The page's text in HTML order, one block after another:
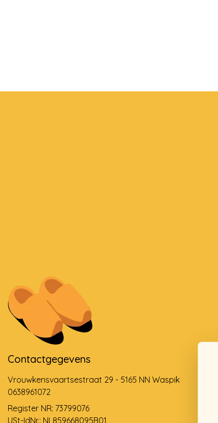
Contactgegevens
Vrouwkensvaartsestraat 29 - 5165 NN Waspik
0638961072
Register NR: 73799076
USt-IdNr.: NL859668095B01